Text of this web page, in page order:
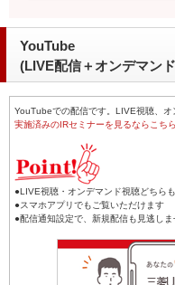
YouTube
(LIVE配信＋オンデマン
YouTubeでの配信です。LIVE視聴、オ
実施済みのIRセミナーを見るならこちら
●LIVE視聴・オンデマンド視聴どちら
●スマホアプリでもご覧いただけます
●配信通知設定で、新規配信も見逃しま